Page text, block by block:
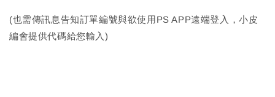
(也需傳訊息告知訂單編號與欲使用PS APP遠端登入，小皮
編會提供代碼給您輸入)